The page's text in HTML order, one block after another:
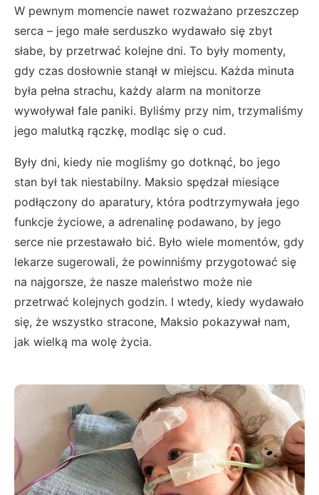
W pewnym momencie nawet rozważano przeszczep
serca – jego małe serduszko wydawało się zbyt
słabe, by przetrwać kolejne dni. To były momenty,
gdy czas dosłownie stanął w miejscu. Każda minuta
była pełna strachu, każdy alarm na monitorze
wywoływał fale paniki. Byliśmy przy nim, trzymaliśmy
jego malutką rączkę, modląc się o cud.
Były dni, kiedy nie mogliśmy go dotknąć, bo jego
stan był tak niestabilny. Maksio spędzał miesiące
podłączony do aparatury, która podtrzymywała jego
funkcje życiowe, a adrenalinę podawano, by jego
serce nie przestawało bić. Było wiele momentów, gdy
lekarze sugerowali, że powinniśmy przygotować się
na najgorsze, że nasze maleństwo może nie
przetrwać kolejnych godzin. I wtedy, kiedy wydawało
się, że wszystko stracone, Maksio pokazywał nam,
jak wielką ma wolę życia.